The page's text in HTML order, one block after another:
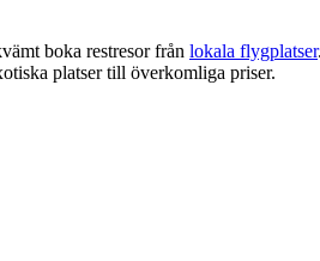
boka restresor från lokala flygplatser
platser till överkomliga priser.